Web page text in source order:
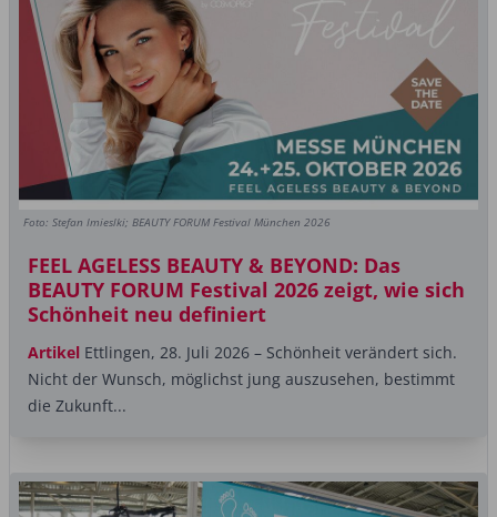
Foto: Stefan Imieslki; BEAUTY FORUM Festival München 2026
FEEL AGELESS BEAUTY & BEYOND: Das
BEAUTY FORUM Festival 2026 zeigt, wie sich
Schönheit neu definiert
Artikel Ettlingen, 28. Juli 2026 – Schönheit verändert sich.
Nicht der Wunsch, möglichst jung auszusehen, bestimmt
die Zukunft...